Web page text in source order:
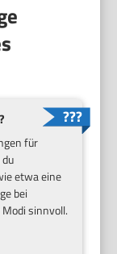
für
etwa eine
bei
sinnvoll.